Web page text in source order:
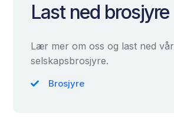
Last ned brosjyre
Lær mer om oss og last ned vår
selskapsbrosjyre.
Brosjyre